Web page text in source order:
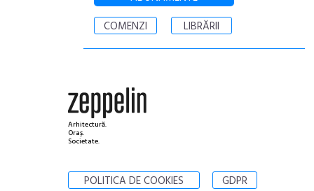
COMENZI
LIBRĂRII
Arhitectură.
Oraș.
Societate.
POLITICA DE COOKIES GDPR